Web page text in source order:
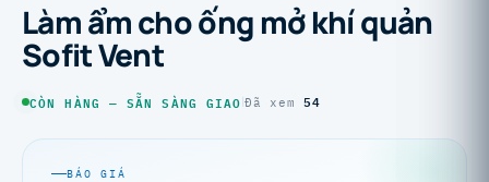
Làm ẩm cho ống mở khí quản
Sofit Vent
CÒN HÀNG — SẴN SÀNG GIAO|Đã xem54
BÁO GIÁ